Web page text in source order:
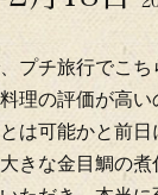
プチ旅行でこち
理の評価が高い
は可能かと前
きな金目鯛の